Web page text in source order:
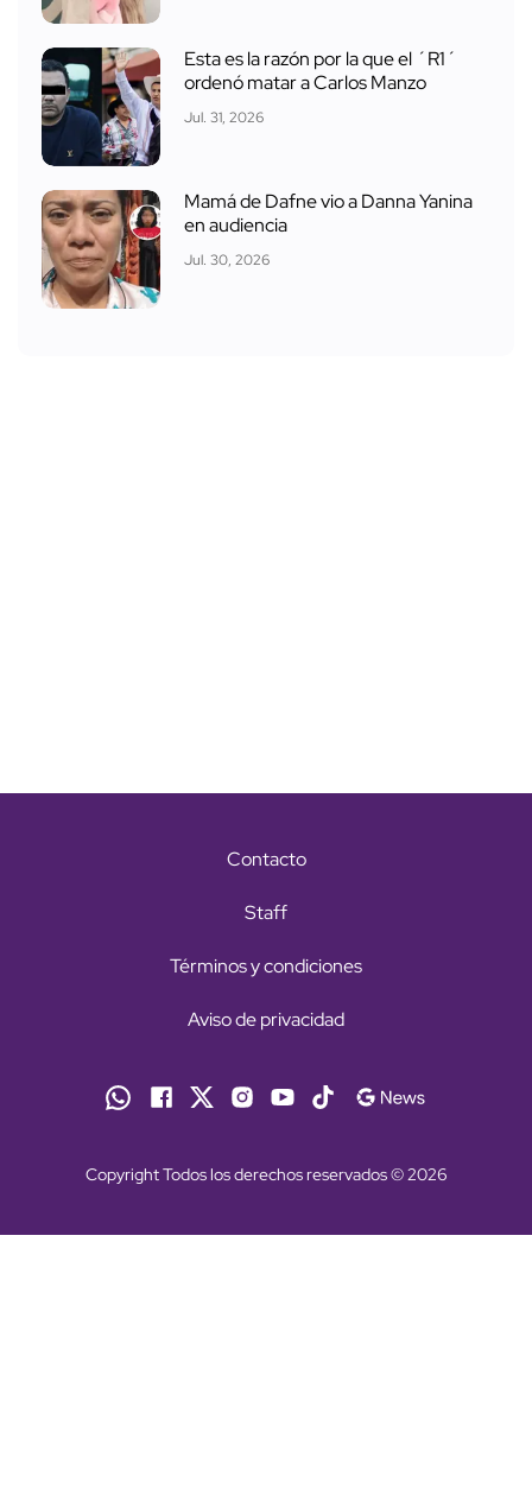
Esta es la razón por la que el ´R1´
ordenó matar a Carlos Manzo
Jul. 31, 2026
Mamá de Dafne vio a Danna Yanina
en audiencia
Jul. 30, 2026
Contacto
Staff
Términos y condiciones
Aviso de privacidad
Copyright Todos los derechos reservados © 2026